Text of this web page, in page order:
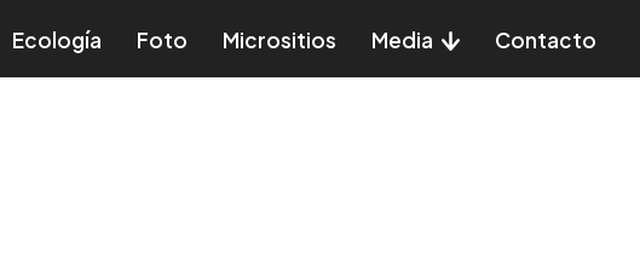
Ecología Foto Micrositios Media Contacto